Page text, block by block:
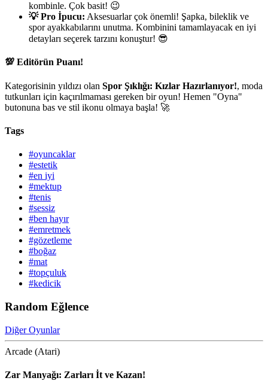
kombinle. Çok basit! 😉
💡 Pro İpucu: Aksesuarlar çok önemli! Şapka, bileklik ve
spor ayakkabılarını unutma. Kombinini tamamlayacak en iyi
detayları seçerek tarzını konuştur! 😎
💯 Editörün Puanı!
Kategorisinin yıldızı olan Spor Şıklığı: Kızlar Hazırlanıyor!, moda
tutkunları için kaçırılmaması gereken bir oyun! Hemen "Oyna"
butonuna bas ve stil ikonu olmaya başla! 🚀
Tags
#oyuncaklar
#estetik
#en iyi
#mektup
#tenis
#sessiz
#ben hayır
#emretmek
#gözetleme
#boğaz
#mat
#topçuluk
#kedicik
Random Eğlence
Diğer Oyunlar
Arcade (Atari)
Zar Manyağı: Zarları İt ve Kazan!